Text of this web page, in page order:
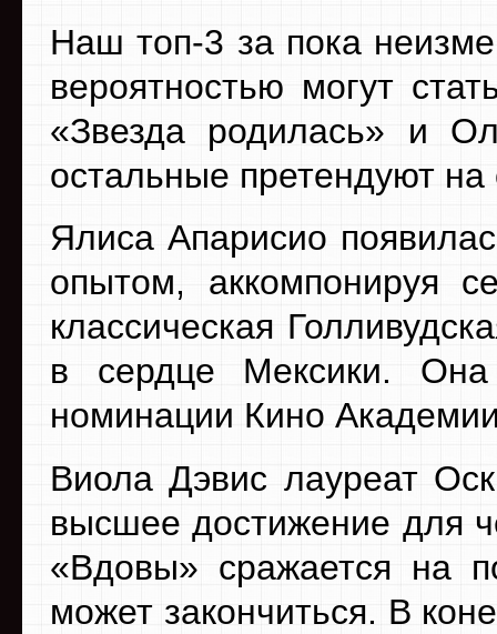
Наш топ-3 за пока
вероятностью могут
«Звезда родилась» и
остальные претендуют
Ялиса Апарисио
опытом, аккомпонируя
классическая
в сердце Мексики.
номинации Кино
Виола Дэвис лауреат
высшее достижение для
«Вдовы» сражается на
может закончиться. В